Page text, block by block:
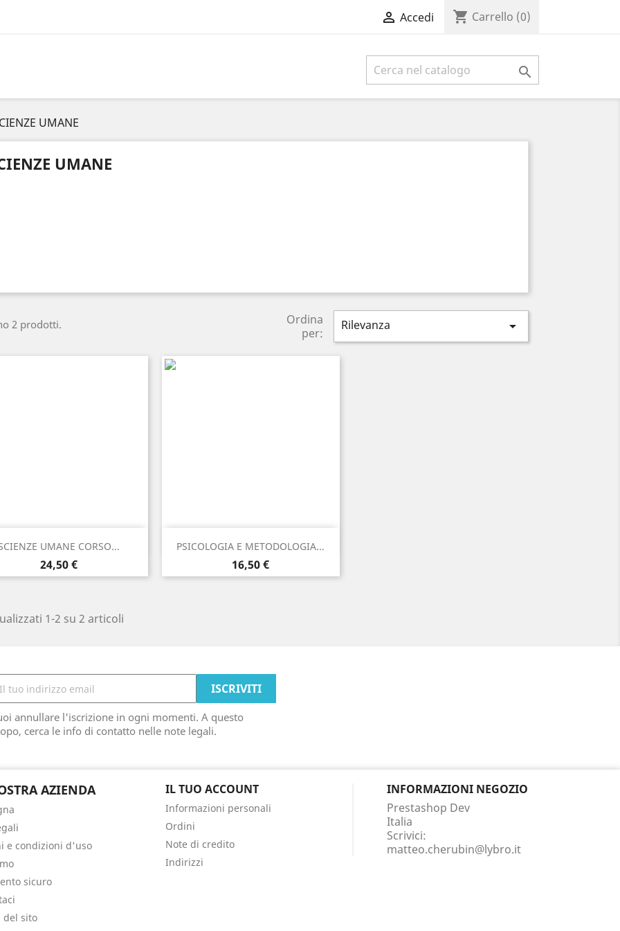
 Accedi shopping_cart Carrello (0)

UMANE
UMANE
2 prodotti.
Ordina
per:
Rilevanza 
UMANE CORSO...
Prezzo
24,50 €
 Anteprima PSICOLOGIA E METODOLOGIA...
Prezzo
16,50 €
Anteprima
1-2 su 2 articoli
annullare l'iscrizione in ogni momenti. A questo
cerca le info di contatto nelle note legali.
AZIENDA
e condizioni d'uso
sicuro
del sito
IL TUO ACCOUNT
Informazioni personali
Ordini
Note di credito
Indirizzi
INFORMAZIONI NEGOZIO
Prestashop Dev
Italia
Scrivici:
matteo.cherubin@lybro.it